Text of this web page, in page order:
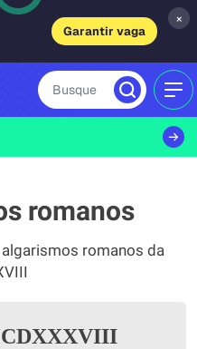
Garantir vaga
×
Busque
romanos
romanos da